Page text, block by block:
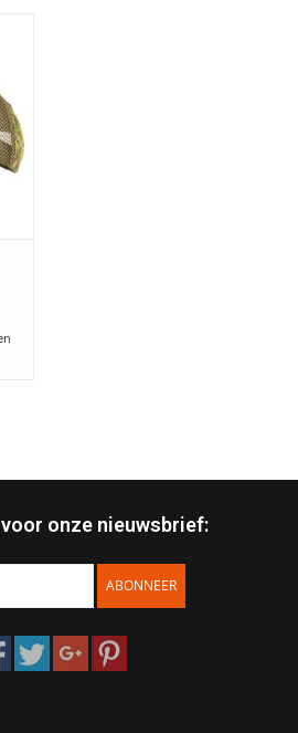
onze nieuwsbrief:
ABONNEER